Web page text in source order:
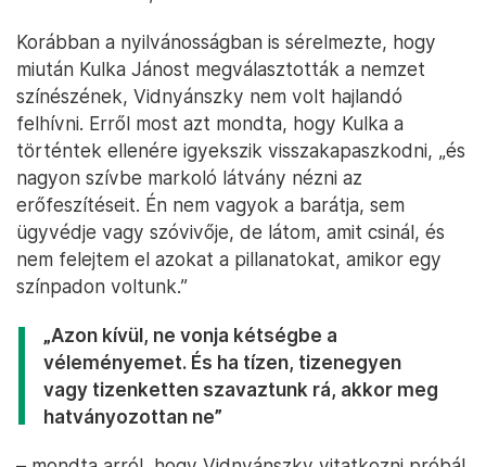
Korábban a nyilvánosságban is sérelmezte, hogy
miután Kulka Jánost megválasztották a nemzet
színészének, Vidnyánszky nem volt hajlandó
felhívni. Erről most azt mondta, hogy Kulka a
történtek ellenére igyekszik visszakapaszkodni, „és
nagyon szívbe markoló látvány nézni az
erőfeszítéseit. Én nem vagyok a barátja, sem
ügyvédje vagy szóvivője, de látom, amit csinál, és
nem felejtem el azokat a pillanatokat, amikor egy
színpadon voltunk.”
„Azon kívül, ne vonja kétségbe a
véleményemet. És ha tízen, tizenegyen
vagy tizenketten szavaztunk rá, akkor meg
hatványozottan ne”